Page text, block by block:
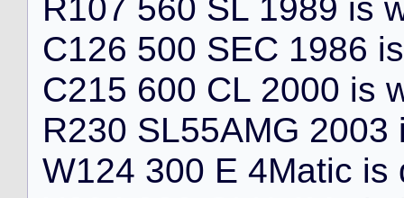
R107 560 SL 1989 is
C126 500 SEC 1986 is
C215 600 CL 2000 is
R230 SL55AMG 2003
W124 300 E 4Matic is